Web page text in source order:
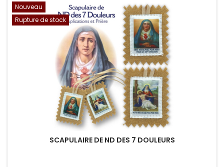
Nouveau
Rupture de stock
SCAPULAIRE DE ND DES 7 DOULEURS